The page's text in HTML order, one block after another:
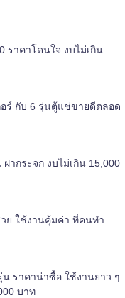
ราคาโดนใจ งบไม่เกิน
อร์ กับ 6 รุ่นตู้แช่ขายดีตลอด
ากระจก งบไม่เกิน 15,000
ย ใช้งานคุ้มค่า ที่คนทำ
ราคาน่าซื้อ ใช้งานยาว ๆ
บาท